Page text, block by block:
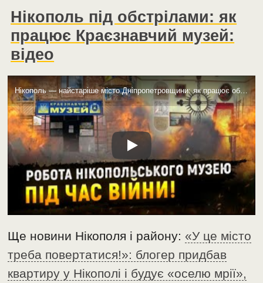
Нікополь під обстрілами: як
працює Краєзнавчий музей:
відео
Нікополь — найстаріше місто Дніпропетровщини: як працює обстріляний Краєзнавчий музей (відео)
Ще новини Нікополя і району:«У це місто
треба повертатися!»: блогер придбав
квартиру у Нікополі і будує «оселю мрії»,